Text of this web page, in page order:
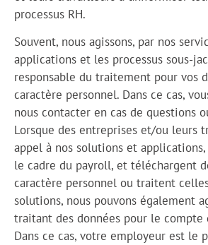
processus RH.
Souvent, nous agissons, par nos
applications et les processus sous-
responsable du traitement pour vos
caractère personnel. Dans ce cas,
nous contacter en cas de questions
Lorsque des entreprises et/ou leurs
appel à nos solutions et
le cadre du payroll, et téléchargent
caractère personnel ou traitent
solutions, nous pouvons également
traitant des données pour le compte
Dans ce cas, votre employeur est le